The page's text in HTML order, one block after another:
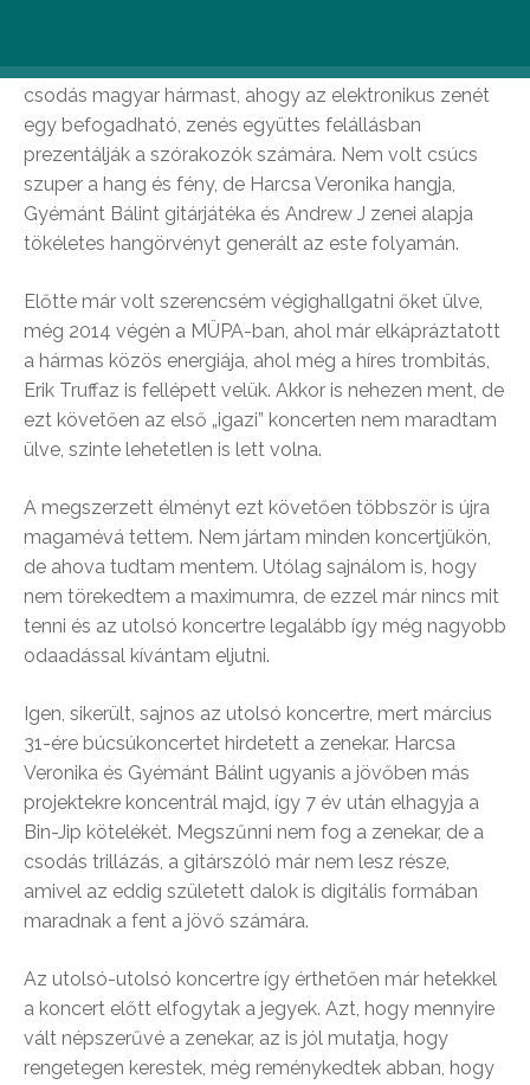
jutni, de akkor végre sikerült meghallgatnom ezt a
csodás magyar hármast, ahogy az elektronikus zenét
egy befogadható, zenés együttes felállásban
prezentálják a szórakozók számára. Nem volt csúcs
szuper a hang és fény, de Harcsa Veronika hangja,
Gyémánt Bálint gitárjátéka és Andrew J zenei alapja
tökéletes hangörvényt generált az este folyamán.
Előtte már volt szerencsém végighallgatni őket ülve,
még 2014 végén a MÜPA-ban, ahol már elkápráztatott
a hármas közös energiája, ahol még a híres trombitás,
Erik Truffaz is fellépett velük. Akkor is nehezen ment, de
ezt követően az első „igazi” koncerten nem maradtam
ülve, szinte lehetetlen is lett volna.
A megszerzett élményt ezt követően többször is újra
magamévá tettem. Nem jártam minden koncertjükön,
de ahova tudtam mentem. Utólag sajnálom is, hogy
nem törekedtem a maximumra, de ezzel már nincs mit
tenni és az utolsó koncertre legalább így még nagyobb
odaadással kívántam eljutni.
Igen, sikerült, sajnos az utolsó koncertre, mert március
31-ére búcsúkoncertet hirdetett a zenekar. Harcsa
Veronika és Gyémánt Bálint ugyanis a jövőben más
projektekre koncentrál majd, így 7 év után elhagyja a
Bin-Jip kötelékét. Megszűnni nem fog a zenekar, de a
csodás trillázás, a gitárszóló már nem lesz része,
amivel az eddig született dalok is digitális formában
maradnak a fent a jövő számára.
Az utolsó-utolsó koncertre így érthetően már hetekkel
a koncert előtt elfogytak a jegyek. Azt, hogy mennyire
vált népszerűvé a zenekar, az is jól mutatja, hogy
rengetegen kerestek, még reménykedtek abban, hogy